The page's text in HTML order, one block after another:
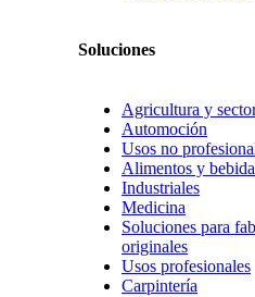
Soluciones
Agricultura y
Automoción
Usos no
Alimentos y
Industriales
Medicina
Soluciones para
originales
Usos profesionales
Carpintería